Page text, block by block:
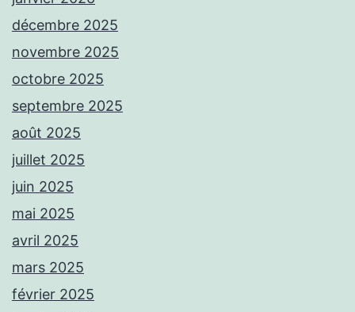
décembre 2025
novembre 2025
octobre 2025
septembre 2025
août 2025
juillet 2025
juin 2025
mai 2025
avril 2025
mars 2025
février 2025